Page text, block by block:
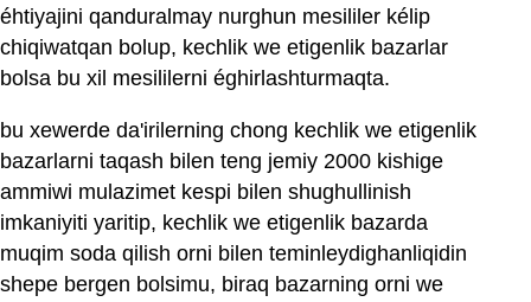
éhtiyajini qanduralmay nurghun mesililer kélip
chiqiwatqan bolup, kechlik we etigenlik bazarlar
bolsa bu xil mesililerni éghirlashturmaqta.
bu xewerde da'irilerning chong kechlik we etigenlik
bazarlarni taqash bilen teng jemiy 2000 kishige
ammiwi mulazimet kespi bilen shughullinish
imkaniyiti yaritip, kechlik we etigenlik bazarda
muqim soda qilish orni bilen teminleydighanliqidin
shepe bergen bolsimu, biraq bazarning orni we